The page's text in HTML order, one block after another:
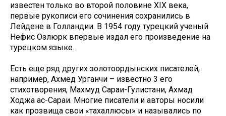
известен только во второй половине XIX века,
первые рукописи его сочинения сохранились в
Лейдене в Голландии. В 1954 году турецкий ученый
Нефис Озлюрк впервые издал его произведение на
турецком языке.
Есть еще ряд других золотоордынских писателей,
например, Ахмед Урганчи – известно 3 его
стихотворения, Махмуд Сараи-Гулистани, Ахмад
Ходжа ас-Сараи. Многие писатели и авторы носили
как прозвища свои «тахаллюсы» и назывались по